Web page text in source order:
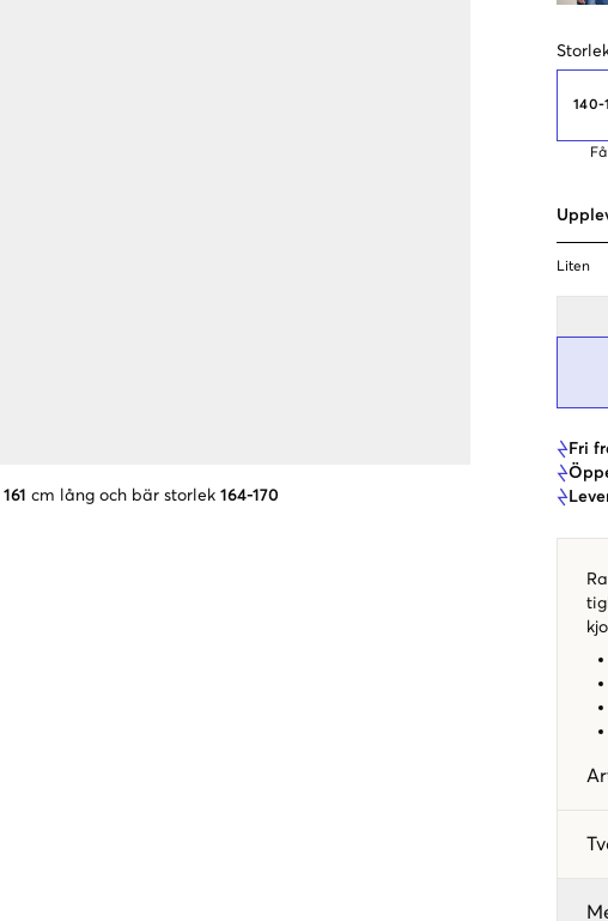
161 cm lång och bär storlek 164-170
140-
Liten
Fri